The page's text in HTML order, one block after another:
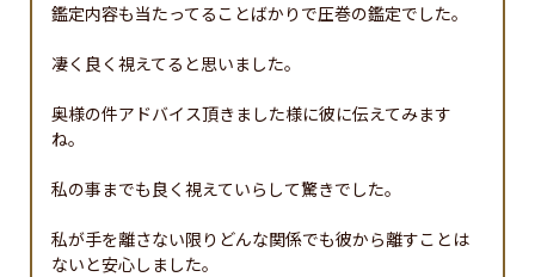
鑑定内容も当たってることばかりで圧巻の鑑定でした。
凄く良く視えてると思いました。
奥様の件アドバイス頂きました様に彼に伝えてみます
ね。
私の事までも良く視えていらして驚きでした。
私が手を離さない限りどんな関係でも彼から離すことは
ないと安心しました。